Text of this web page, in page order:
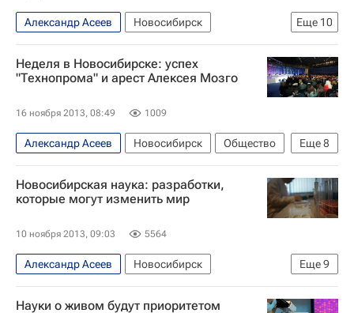
Еще 10
Александр Асеев
Новосибирск
Ход реформы РАН
Новосибирская область
Весь мир
Европа
Сибирский ФО
Виктор Толоконский
Федеральное агентство научных организаций
Россия
Неделя в Новосибирске: успех
"Технопрома" и арест Алексея Мозго
16 ноября 2013, 08:49 1009
Еще8
Александр Асеев Новосибирск
Общество
Новосибирская область
Весь мир
Европа
Сибирский ФО
Анатолий Чубайс
Россия
Новосибирская наука: разработки,
которые могут изменить мир
10 ноября 2013, 09:03 5564
Еще9
Александр Асеев
Новосибирск
Открытия - РИА Наука
Наука
Науки о живом будут приоритетом